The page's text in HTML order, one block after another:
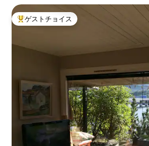
大好評のゲストチョイスです。
ゲストチョイス